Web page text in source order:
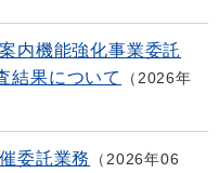
内機能強化事業委託
結果について
2026年
委託業務
2026年06